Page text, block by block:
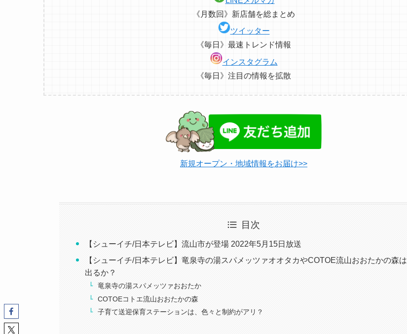
《月数回》新店舗を総まとめ
ツイッター
《毎日》最速トレンド情報
インスタグラム
《毎日》注目の情報を拡散
新規オープン・地域情報をお届け>>
目次
【シューイチ/日本テレビ】流山市が登場 2022年5月15日放送
【シューイチ/日本テレビ】竜泉寺の湯スパメッツァオオタカやCOTOE流山おおたかの森は
出るか？
竜泉寺の湯スパメッツァおおたか
COTOEコトエ流山おおたかの森
子育て送迎保育ステーションは、色々と制約がアリ？